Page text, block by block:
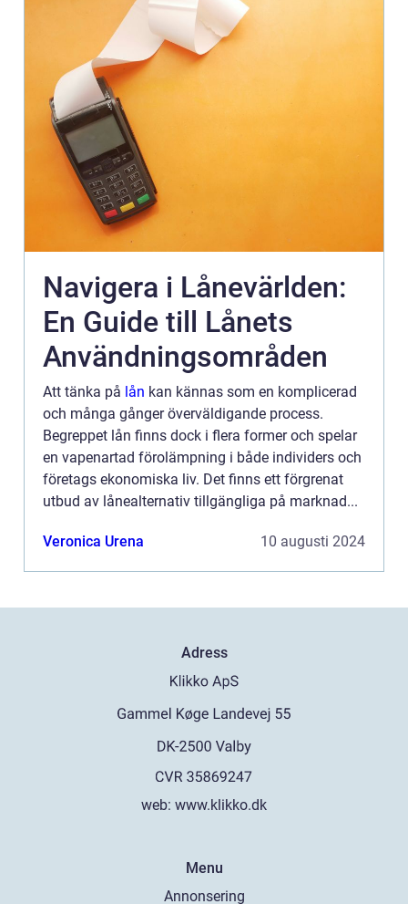
Navigera i Lånevärlden:
En Guide till Lånets
Användningsområden
Att tänka på lån kan kännas som en komplicerad
och många gånger överväldigande process.
Begreppet lån finns dock i flera former och spelar
en vapenartad förolämpning i både individers och
företags ekonomiska liv. Det finns ett förgrenat
utbud av lånealternativ tillgängliga på marknad...
Veronica Urena 10 augusti 2024
Adress
web: www.klikko.dk
Menu
Annonsering